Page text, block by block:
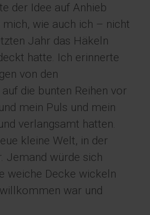
der Idee auf Anhieb
wie auch ich – nicht
Jahr das Häkeln
hatte. Ich erinnerte
von den
die bunten Reihen vor
mein Puls und mein
verlangsamt hatten.
kleine Welt, in der
Jemand würde sich
weiche Decke wickeln
war und